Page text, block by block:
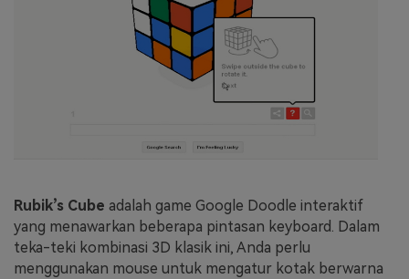
Rubik’s Cube adalah game Google Doodle interaktif
yang menawarkan beberapa pintasan keyboard. Dalam
teka-teki kombinasi 3D klasik ini, Anda perlu
menggunakan mouse untuk mengatur kotak berwarna